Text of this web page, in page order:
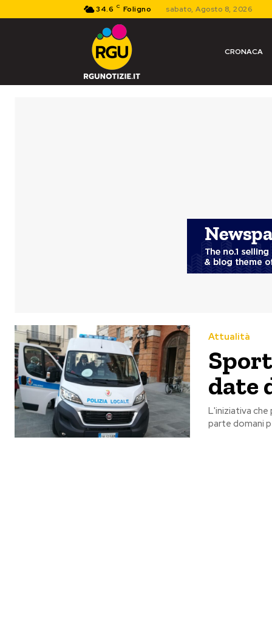
34.6 C Foligno sabato, Agosto 8, 2026
CRONACA
Attualità
date
L'iniziativa che
parte domani